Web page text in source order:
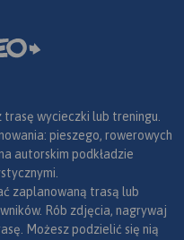
trasę wycieczki lub treningu.
pieszego, rowerowych
autorskim podkładzie
zaplanowaną trasą lub
Rób zdjęcia, nagrywaj
Możesz podzielić się nią